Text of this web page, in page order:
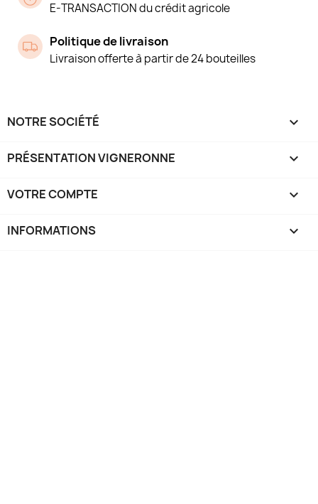
E-TRANSACTION du crédit agricole
Politique de livraison
Livraison offerte à partir de 24 bouteilles
NOTRE SOCIÉTÉ 
PRÉSENTATION VIGNERONNE 
VOTRE COMPTE 
INFORMATIONS keyboard_arrow_down